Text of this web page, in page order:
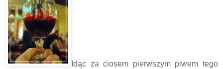
Idąc za ciosem pierwszym piwem tego